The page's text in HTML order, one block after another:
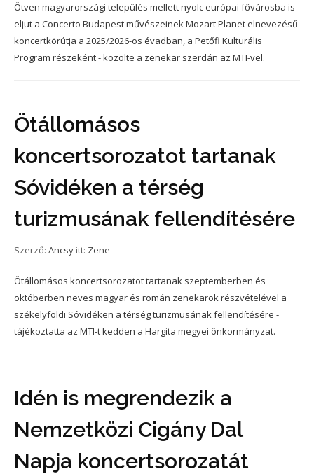
Ötven magyarországi település mellett nyolc európai fővárosba is
eljut a Concerto Budapest művészeinek Mozart Planet elnevezésű
koncertkörútja a 2025/2026-os évadban, a Petőfi Kulturális
Program részeként - közölte a zenekar szerdán az MTI-vel.
Ötállomásos
koncertsorozatot tartanak
Sóvidéken a térség
turizmusának fellendítésére
Szerző: Ancsy itt: Zene
Ötállomásos koncertsorozatot tartanak szeptemberben és
októberben neves magyar és román zenekarok részvételével a
székelyföldi Sóvidéken a térség turizmusának fellendítésére -
tájékoztatta az MTI-t kedden a Hargita megyei önkormányzat.
Idén is megrendezik a
Nemzetközi Cigány Dal
Napja koncertsorozatát